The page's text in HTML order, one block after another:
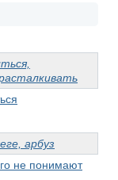
арбуз
не понимают